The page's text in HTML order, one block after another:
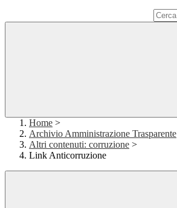
Home >
Archivio Amministrazione Trasparente
Altri contenuti: corruzione >
Link Anticorruzione